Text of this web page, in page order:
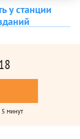
у станции
минут